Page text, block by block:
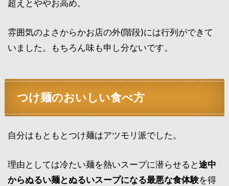
超えとややお高め。
雰囲気のよさからかお店の外(階段)には行列ができて
いました。もちろん味も申し分ないです。
つけ麺のおいしい食べ方
自分はもともとつけ麺はアツモリ派でした。
理由としては冷たい麺を熱いスープに潜らせると途中
からぬるい麺とぬるいスープになる最悪な食体験を得